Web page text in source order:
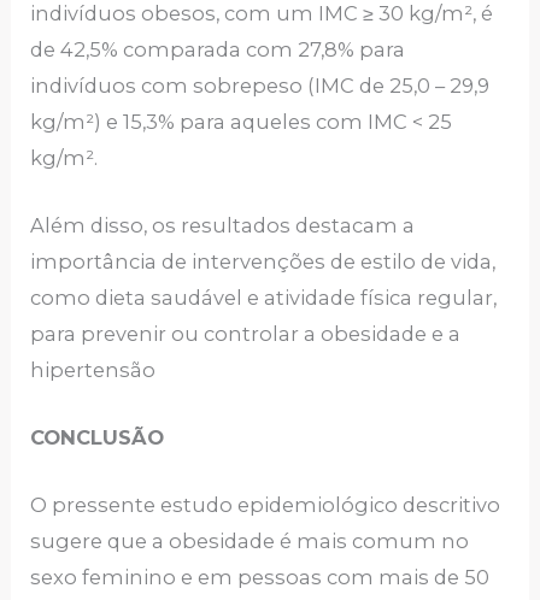
indivíduos obesos, com um IMC ≥ 30 kg/m², é
de 42,5% comparada com 27,8% para
indivíduos com sobrepeso (IMC de 25,0 – 29,9
kg/m²) e 15,3% para aqueles com IMC < 25
kg/m².
Além disso, os resultados destacam a
importância de intervenções de estilo de vida,
como dieta saudável e atividade física regular,
para prevenir ou controlar a obesidade e a
hipertensão
CONCLUSÃO
O pressente estudo epidemiológico descritivo
sugere que a obesidade é mais comum no
sexo feminino e em pessoas com mais de 50